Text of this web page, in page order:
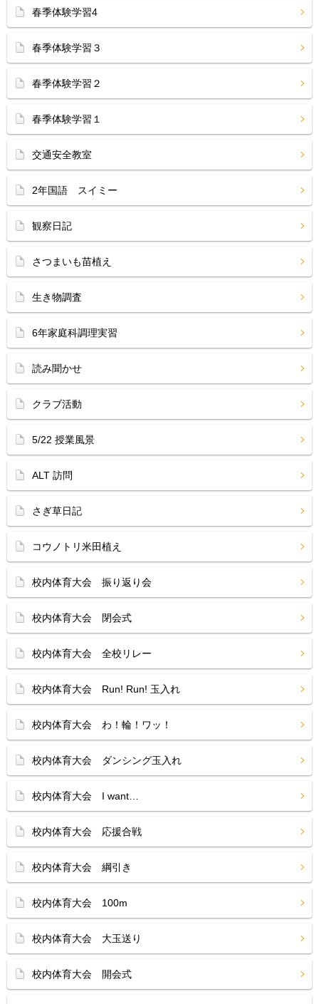
春季体験学習4
春季体験学習３
春季体験学習２
春季体験学習１
交通安全教室
2年国語 スイミー
観察日記
さつまいも苗植え
生き物調査
6年家庭科調理実習
読み聞かせ
クラブ活動
5/22 授業風景
ALT 訪問
さぎ草日記
コウノトリ米田植え
校内体育大会 振り返り会
校内体育大会 閉会式
校内体育大会 全校リレー
校内体育大会 Run! Run! 玉入れ
校内体育大会 わ！輪！ワッ！
校内体育大会 ダンシング玉入れ
校内体育大会 I want…
校内体育大会 応援合戦
校内体育大会 綱引き
校内体育大会 100m
校内体育大会 大玉送り
校内体育大会 開会式